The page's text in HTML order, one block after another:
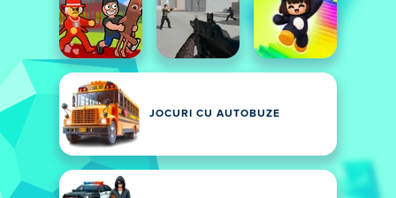
JOCURI CU AUTOBUZE